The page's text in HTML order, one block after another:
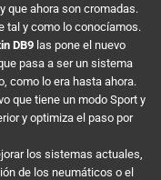
que ahora son cromadas.
tal y como lo conocíamos.
DB9 las pone el nuevo
pasa a ser un sistema
como lo era hasta ahora.
que tiene un modo Sport y
y optimiza el paso por
los sistemas actuales,
de los neumáticos o el